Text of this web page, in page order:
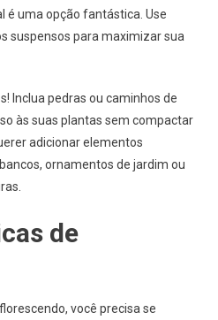
é uma opção fantástica. Use
suspensos para maximizar sua
Inclua pedras ou caminhos de
às suas plantas sem compactar
adicionar elementos
ornamentos de jardim ou
de
você precisa se